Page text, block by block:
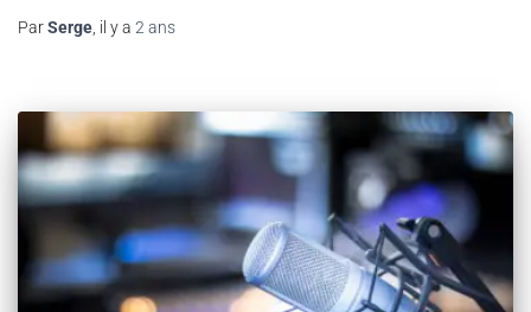
ParSerge , il y a 2 ans